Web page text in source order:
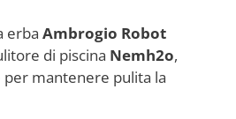
erba Ambrogio Robot
di piscina Nemh2o,
per mantenere pulita la